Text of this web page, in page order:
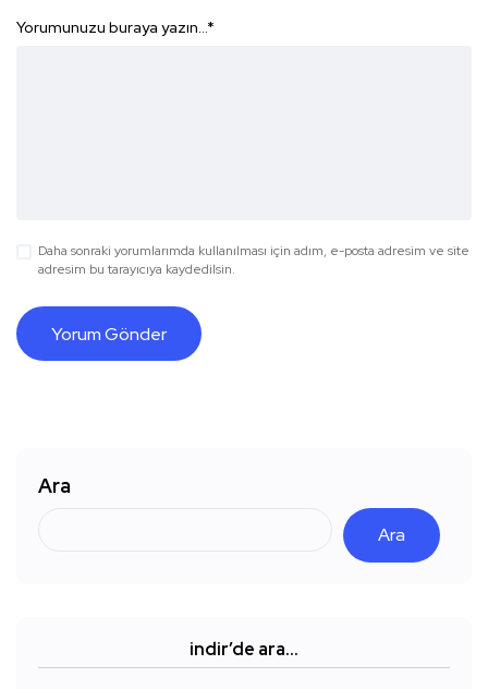
Yorumunuzu buraya yazın...*
Daha sonraki yorumlarımda kullanılması için adım, e-posta adresim ve site
adresim bu tarayıcıya kaydedilsin.
Ara
Ara
indir’de ara…